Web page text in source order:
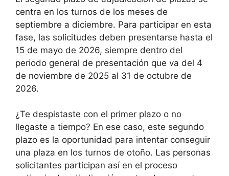
centra en los turnos de los meses de
septiembre a diciembre. Para participar en esta
fase, las solicitudes deben presentarse hasta el
15 de mayo de 2026, siempre dentro del
periodo general de presentación que va del 4
de noviembre de 2025 al 31 de octubre de
2026.
¿Te despistaste con el primer plazo o no
llegaste a tiempo? En ese caso, este segundo
plazo es la oportunidad para intentar conseguir
una plaza en los turnos de otoño. Las personas
solicitantes participan así en el proceso